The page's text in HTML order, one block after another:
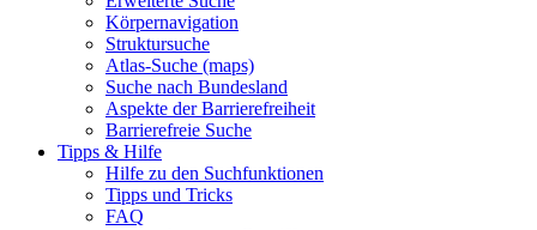
Körpernavigation
Struktursuche
Atlas-Suche (maps)
Suche nach Bundesland
Aspekte der Barrierefreiheit
Barrierefreie Suche
Tipps & Hilfe
Hilfe zu den Suchfunktionen
Tipps und Tricks
FAQ